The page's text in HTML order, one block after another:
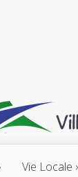
Vie Locale